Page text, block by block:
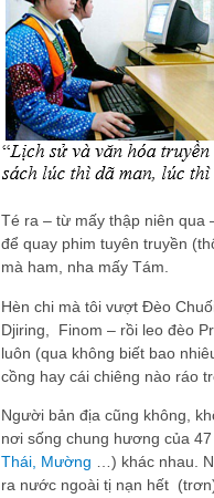
Té ra – từ mấy thập niên qua
để quay phim tuyên truyền
mà ham, nha mấy Tám.
Hèn chi mà tôi vượt Đèo
Djiring, Finom – rồi leo đèo
luôn (qua không biết bao
cồng hay cái chiêng nào ráo
Người bản địa cũng không,
nơi sống chung hương của
Thái, Mường …) khác nhau.
ra nước ngoài tị nạn hết